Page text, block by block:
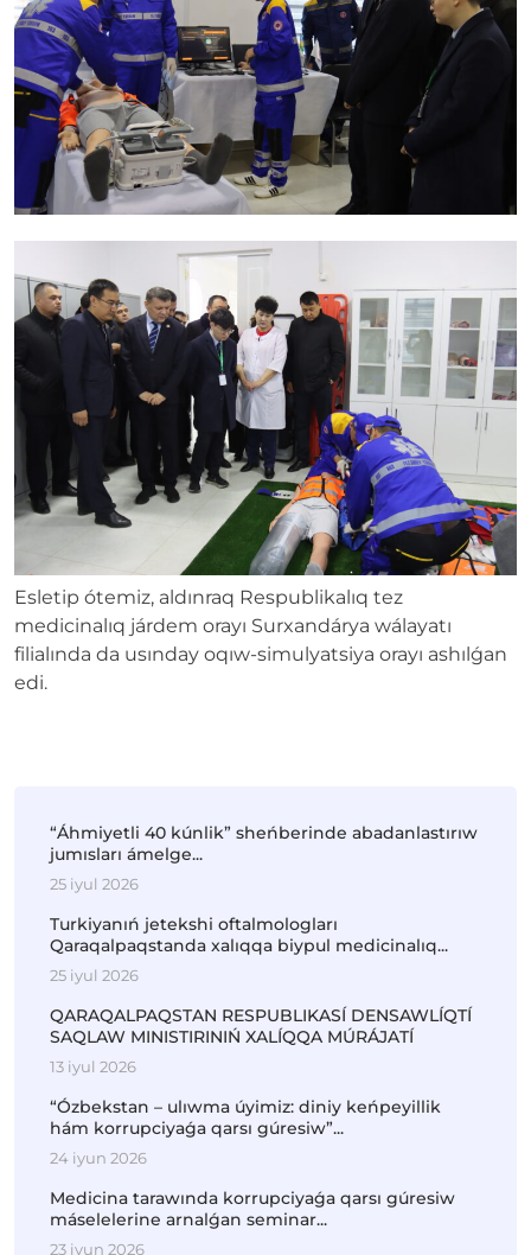
Esletip ótemiz, aldınraq Respublikalıq tez
medicinalıq járdem orayı Surxandárya wálayatı
filialında da usınday oqıw-simulyatsiya orayı ashılǵan
edi.
“Áhmiyetli 40 kúnlik” sheńberinde abadanlastırıw
jumısları ámelge...
25 iyul 2026
Turkiyanıń jetekshi oftalmologları
Qaraqalpaqstanda xalıqqa biypul medicinalıq...
25 iyul 2026
QARAQALPAQSTAN RESPUBLIKASÍ DENSAWLÍQTÍ
SAQLAW MINISTIRINIŃ XALÍQQA MÚRÁJATÍ
13 iyul 2026
“Ózbekstan – ulıwma úyimiz: diniy keńpeyillik
hám korrupciyaǵa qarsı gúresiw”...
24 iyun 2026
Medicina tarawında korrupciyaǵa qarsı gúresiw
máselelerine arnalǵan seminar...
23 iyun 2026